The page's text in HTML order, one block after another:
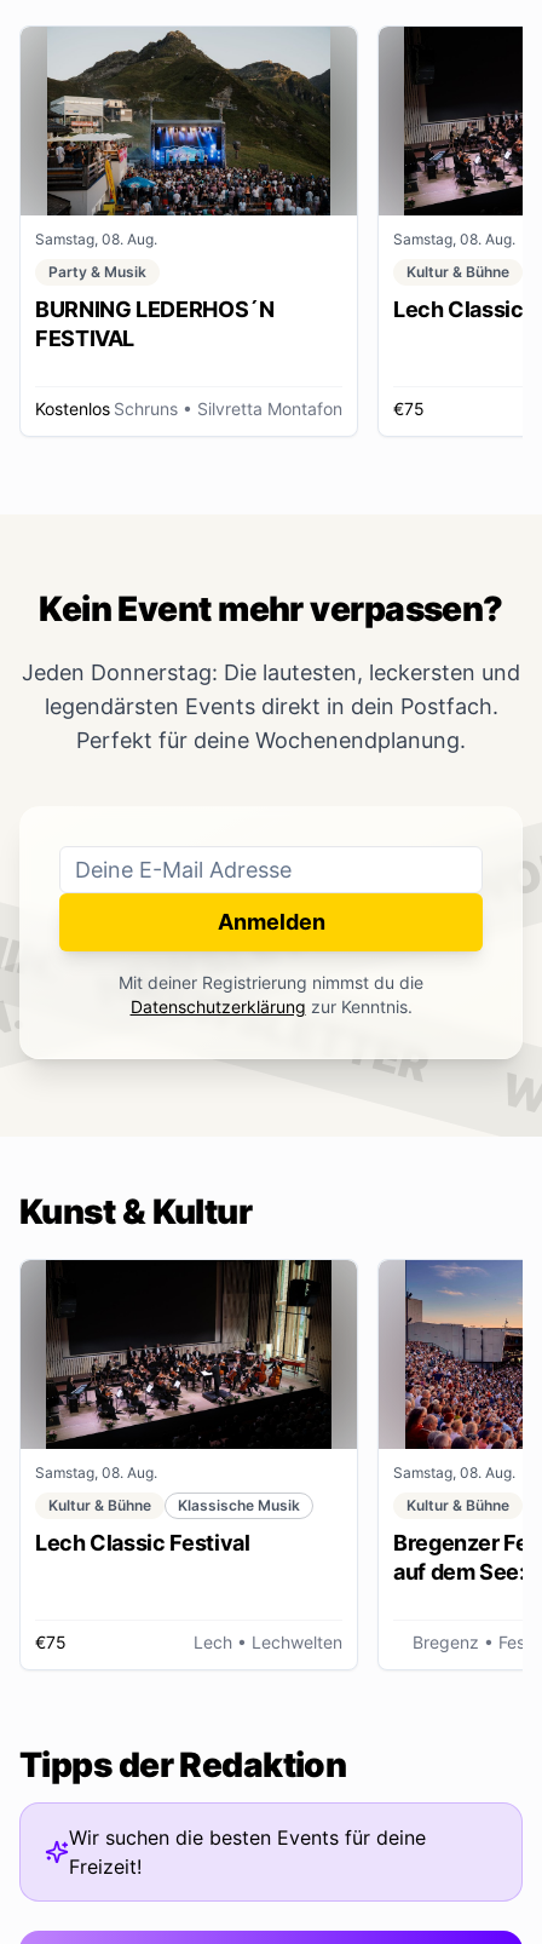
Samstag, 08. Aug.
Party & Musik
BURNING LEDERHOS´N
FESTIVAL
Kostenlos Schruns • Silvretta Montafon
Samstag, 08. Aug.
Kultur & Bühne
Lech Classic
€75
NEWSLETTER
NEWSLETTER
Kein Event mehr verpassen?
Jeden Donnerstag: Die lautesten, leckersten und
legendärsten Events direkt in dein Postfach.
Perfekt für deine Wochenendplanung.
Anmelden
Mit deiner Registrierung nimmst du die
Datenschutzerklärung zur Kenntnis.
Kunst & Kultur
Samstag, 08. Aug.
Kultur & Bühne
Klassische Musik
Lech Classic Festival
€75 Lech • Lechwelten
Samstag, 08. Aug.
Kultur & Bühne
Bregenzer
auf dem See:
Bregenz •
Tipps der Redaktion
Wir suchen die besten Events für deine
Freizeit!